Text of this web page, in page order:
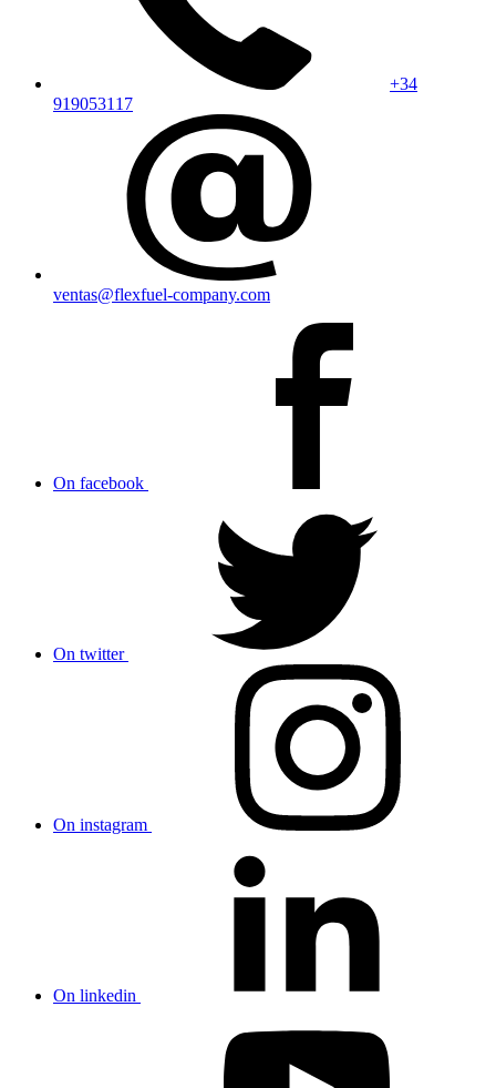
+34
919053117
ventas@flexfuel-company.com
On facebook
On twitter
On instagram
On linkedin